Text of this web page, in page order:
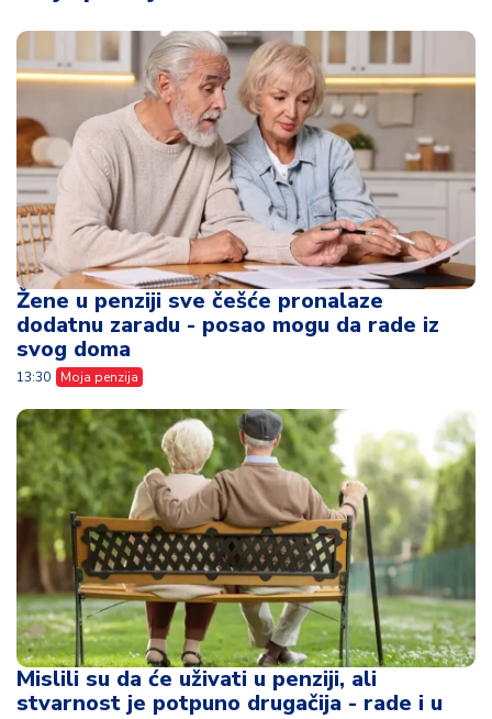
Žene u penziji sve češće pronalaze
dodatnu zaradu - posao mogu da rade iz
svog doma
13:30 Moja penzija
Mislili su da će uživati u penziji, ali
stvarnost je potpuno drugačija - rade i u